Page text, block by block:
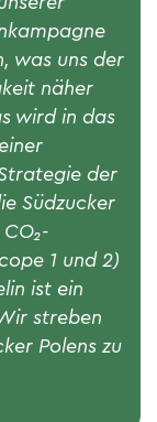
was uns der
näher
wird in das
der
Südzucker
1 und 2)
ist ein
streben
Polens zu